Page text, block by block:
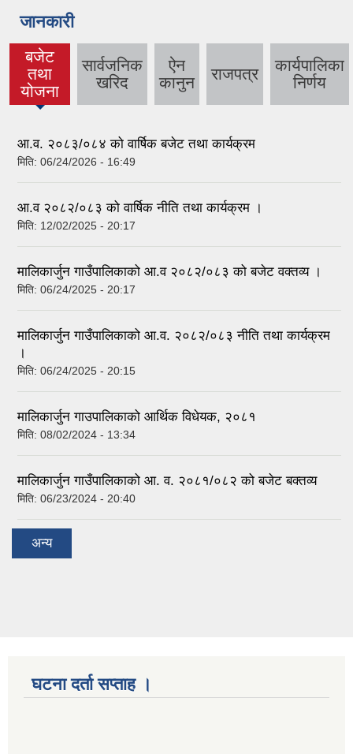
जानकारी
बजेट
तथा
योजना
(active
tab)
सार्वजनिक
खरिद
ऐन
कानुन
राजपत्र
कार्यपालिका
निर्णय
आ.व. २०८३/०८४ को वार्षिक बजेट तथा कार्यक्रम
मिति: 06/24/2026 - 16:49
आ.व २०८२/०८३ को वार्षिक नीति तथा कार्यक्रम ।
मिति: 12/02/2025 - 20:17
मालिकार्जुन गाउँपालिकाको आ.व २०८२/०८३ को बजेट वक्तव्य ।
मिति: 06/24/2025 - 20:17
मालिकार्जुन गाउँपालिकाको आ.व. २०८२/०८३ नीति तथा कार्यक्रम
।
मिति: 06/24/2025 - 20:15
मालिकार्जुन गाउपालिकाको आर्थिक विधेयक, २०८१
मिति: 08/02/2024 - 13:34
मालिकार्जुन गाउँपालिकाको आ. व. २०८१/०८२ को बजेट बक्तव्य
मिति: 06/23/2024 - 20:40
अन्य
घटना दर्ता सप्ताह ।